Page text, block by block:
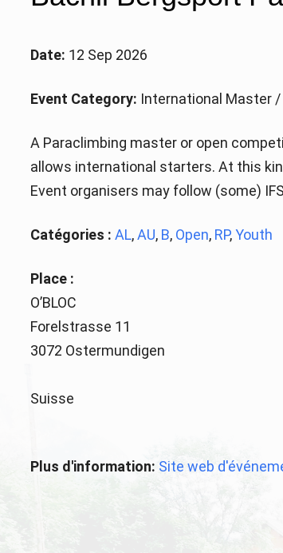
Date: 12 Sep 2026
Event Category: International Master
A Paraclimbing master or open
allows international starters. At this
Event organisers may follow (some)
Catégories : AL,AU, B, Open, RP,Youth
Place :
O’BLOC
Forelstrasse 11
3072 Ostermundigen
Suisse
Plus d'information: Site web